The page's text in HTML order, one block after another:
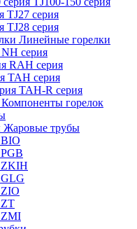
TJ27 серия
TJ28 серия
Линейные горелки
NH серия
RAH серия
TAH серия
TAH-R серия
Компоненты горелок
Жаровые трубы
BIO
ZKIH
GLG
ZIO
ZT
ZMI